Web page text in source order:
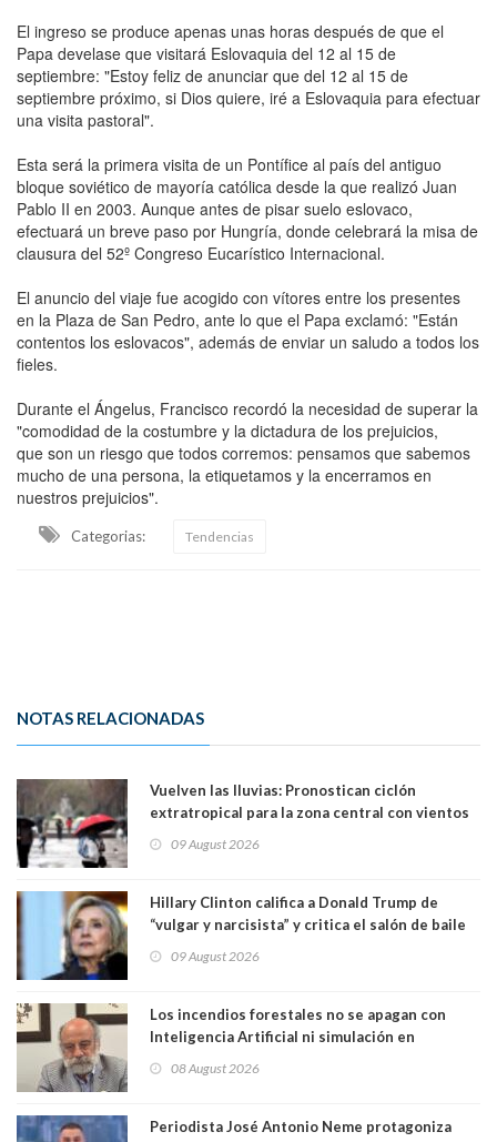
El ingreso se produce apenas unas horas después de que el
Papa develase que visitará Eslovaquia del 12 al 15 de
septiembre: "Estoy feliz de anunciar que del 12 al 15 de
septiembre próximo, si Dios quiere, iré a Eslovaquia para efectuar
una visita pastoral".
Esta será la primera visita de un Pontífice al país del antiguo
bloque soviético de mayoría católica desde la que realizó Juan
Pablo II en 2003. Aunque antes de pisar suelo eslovaco,
efectuará un breve paso por Hungría, donde celebrará la misa de
clausura del 52º Congreso Eucarístico Internacional.
El anuncio del viaje fue acogido con vítores entre los presentes
en la Plaza de San Pedro, ante lo que el Papa exclamó: "Están
contentos los eslovacos", además de enviar un saludo a todos los
fieles.
Durante el Ángelus, Francisco recordó la necesidad de superar la
"comodidad de la costumbre y la dictadura de los prejuicios,
que son un riesgo que todos corremos: pensamos que sabemos
mucho de una persona, la etiquetamos y la encerramos en
nuestros prejuicios".
Categorias: Tendencias
NOTAS RELACIONADAS
Vuelven las lluvias: Pronostican ciclón
extratropical para la zona central con vientos
09 August 2026
Hillary Clinton califica a Donald Trump de
“vulgar y narcisista” y critica el salón de baile
casa. Y la está destruyendo”
09 August 2026
Los incendios forestales no se apagan con
Inteligencia Artificial ni simulación en
Magister en Asentamientos Humanos PUC
08 August 2026
Periodista José Antonio Neme protagoniza